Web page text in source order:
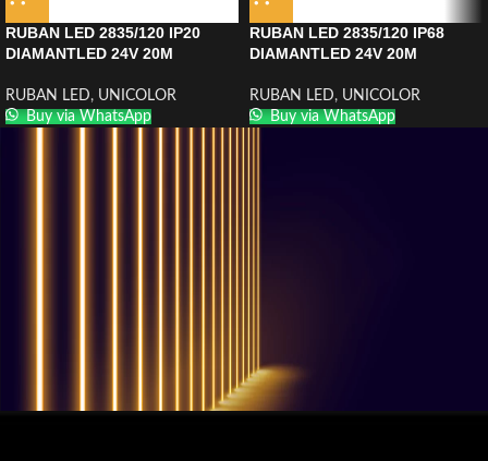
RUBAN LED 2835/120 IP20
DIAMANTLED 24V 20M
RUBAN LED, UNICOLOR
Buy via WhatsApp
RUBAN LED 2835/120 IP68
DIAMANTLED 24V 20M
RUBAN LED, UNICOLOR
Buy via WhatsApp